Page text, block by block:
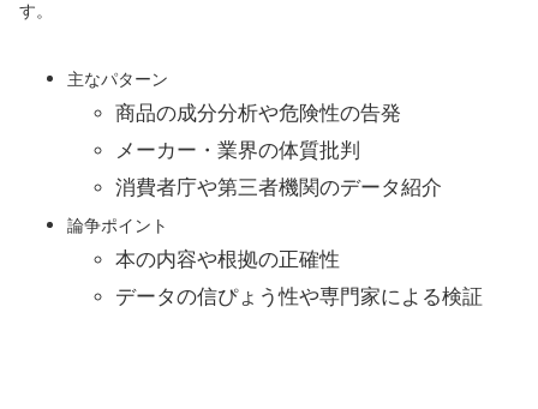
す。
主なパターン
商品の成分分析や危険性の告発
メーカー・業界の体質批判
消費者庁や第三者機関のデータ紹介
論争ポイント
本の内容や根拠の正確性
データの信ぴょう性や専門家による検証